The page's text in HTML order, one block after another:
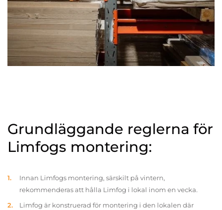
Grundläggande reglerna för
Limfogs montering:
Innan Limfogs montering, särskilt på vintern,
rekommenderas att hålla Limfog i lokal inom en vecka.
Limfog är konstruerad för montering i den lokalen där